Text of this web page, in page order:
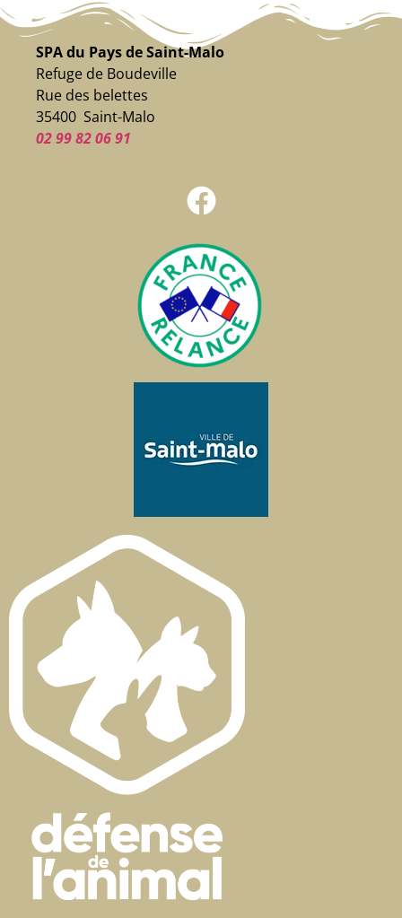
SPA du Pays de Saint-Malo
Refuge de Boudeville
Rue des belettes
35400 Saint-Malo
02 99 82 06 91